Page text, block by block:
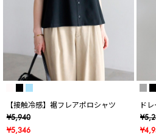
【接触冷感】裾フレアポロシャツ
¥5,940
¥5,346
ド